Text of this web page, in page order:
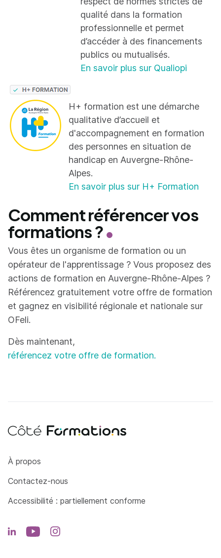
qualité dans la formation
professionnelle et permet
d’accéder à des financements
publics ou mutualisés.
En savoir plus sur Qualiopi
H+ formation est une démarche
qualitative d’accueil et
d'accompagnement en formation
des personnes en situation de
handicap en Auvergne-Rhône-
Alpes.
En savoir plus sur H+ Formation
Comment référencer vos
formations ?
Vous êtes un organisme de formation ou un
opérateur de l'apprentissage ? Vous proposez des
actions de formation en Auvergne-Rhône-Alpes ?
Référencez gratuitement votre offre de formation
et gagnez en visibilité régionale et nationale sur
OFeli.
Dès maintenant,
référencez votre offre de formation.
Côté Formations
À propos
Contactez-nous
Accessibilité : partiellement conforme